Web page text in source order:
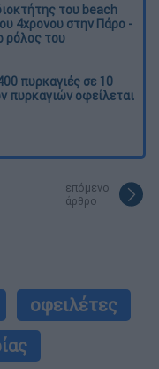
του beach
4χρονου στην Πάρο -
ρόλος του
πυρκαγιές σε 10
πυρκαγιών οφείλεται
επόμενο
άρθρο
οφειλέτες